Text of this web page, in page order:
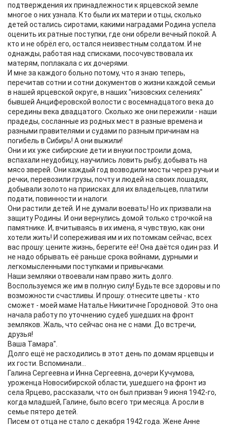
подтверждения их принадлежности к ярцевской земле
многое о них узнала. Кто были их матери и отцы, сколько
детей остались сиротами, какими наградами Родина успела
оценить их ратные поступки, где они обрели вечный покой. А
кто и не обрёл его, остался неизвестным солдатом. И не
однажды, работая над списками, посочувствовала их
матерям, поплакала с их дочерями.
И мне за каждого больно потому, что я знаю теперь,
перечитав сотни и сотни документов о жизни каждой семьи
в нашей ярцевской округе, в наших "низовских селениях"
бывшей Анциферовской волости с восемнадцатого века до
середины века двадцатого. Сколько же они пережили - наши
прадеды, сосланные из родных мест в разные времена и
разными правителями и судами по разным причинам на
погибель в Сибирь! А они выжили!
Они и их уже сибирские дети и внуки построили дома,
вспахали неудобицу, научились ловить рыбу, добывать на
мясо зверей. Они каждый год возводили мосты через ручьи и
речки, перевозили грузы, почту и людей на своих лошадях,
добывали золото на приисках для их владельцев, платили
подати, повинности и налоги.
Они растили детей. И не думали воевать! Но их призвали на
защиту Родины. И они вернулись домой только строчкой на
памятнике. И, вчитываясь в их имена, я чувствую, как они
хотели жить! И сопереживая им и их потомкам сейчас, всех
вас прошу: цените жизнь, берегите её! Она даётся один раз. И
не надо обрывать её раньше срока войнами, дурными и
легкомысленными поступками и привычками.
Наши земляки отвоевали нам право жить долго.
Воспользуемся же им в полную силу! Будьте все здоровы и по
возможности счастливы. И прошу: отнесите цветы - кто
сможет - моей маме Наталье Никитичне Городновой. Это она
начала работу по уточнению судеб ушедших на фронт
земляков. Жаль, что сейчас она не с нами. До встречи,
друзья!
Ваша Тамара".
Долго ещё не расходились в этот день по домам ярцевцы и
их гости. Вспоминали...
Галина Сергеевна и Инна Сергеевна, дочери Кучумова,
уроженца Новосибирской области, ушедшего на фронт из
села Ярцево, рассказали, что он был призван 9 июня 1942-го,
когда младшей, Галине, было всего три месяца. А росли в
семье пятеро детей.
Писем от отца не стало с декабря 1942 года. Жене Анне